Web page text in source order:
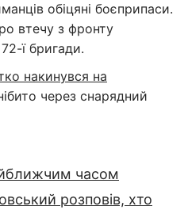
обіцяні боєприпаси.
втечу з фронту
ї бригади.
накинувся на
через снарядний
часом
розповів, хто